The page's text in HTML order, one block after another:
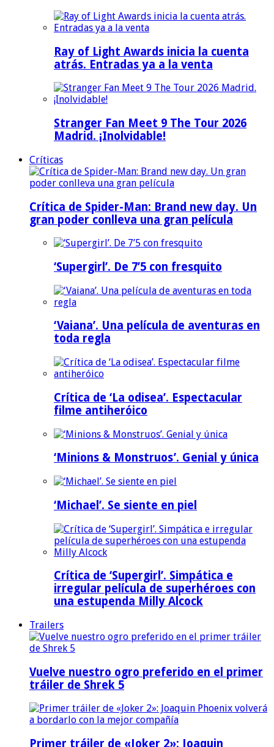
Ray of Light Awards inicia la cuenta
atrás. Entradas ya a la venta
Stranger Fan Meet 9 The Tour 2026
Madrid. ¡Inolvidable!
Críticas
Crítica de Spider-Man: Brand new day. Un
gran poder conlleva una gran película
‘Supergirl’. De 7’5 con fresquito
‘Vaiana’. Una película de aventuras en
toda regla
Crítica de ‘La odisea’. Espectacular
filme antiheróico
‘Minions & Monstruos’. Genial y única
‘Michael’. Se siente en piel
Crítica de ‘Supergirl’. Simpática e
irregular película de superhéroes con
una estupenda Milly Alcock
Trailers
Vuelve nuestro ogro preferido en el primer
tráiler de Shrek 5
Primer tráiler de «Joker 2»: Joaquin